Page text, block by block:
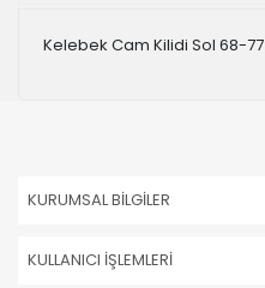
Kelebek Cam Kilidi Sol 68-77
KURUMSAL BİLGİLER
KULLANICI İŞLEMLERİ